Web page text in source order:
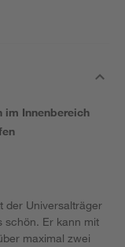
im Innenbereich
der Universalträger
schön. Er kann mit
maximal zwei